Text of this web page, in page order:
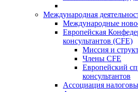
Международная
Международные
Европейская
консультантов (CFE)
Миссия и
Члены CFE
Европейский
консультантов
Ассоциация